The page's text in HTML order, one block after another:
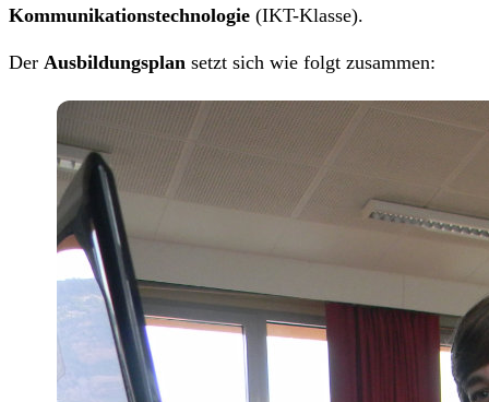
Kommunikationstechnologie (IKT-Klasse).
Der Ausbildungsplan setzt sich wie folgt zusammen: